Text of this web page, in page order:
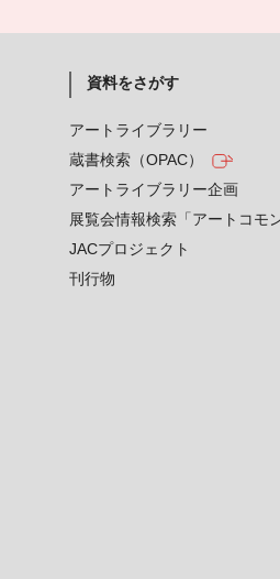
資料をさがす
アートライブラリー
蔵書検索（OPAC）
アートライブラリー企画
展覧会情報検索「アートコモ
JACプロジェクト
刊行物